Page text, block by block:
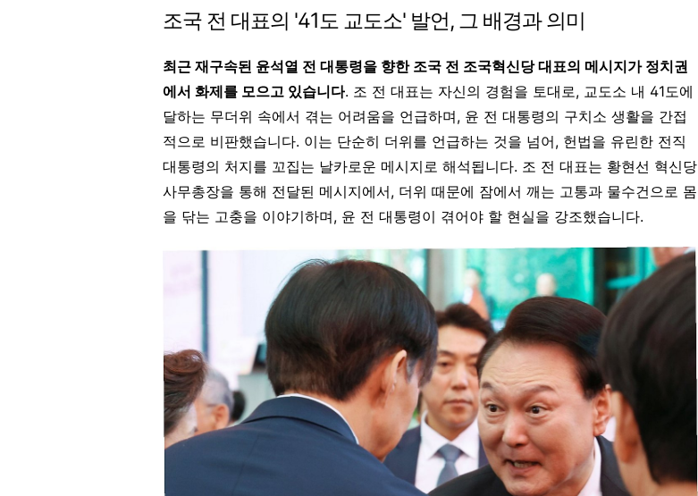
조국 전 대표의 '41도 교도소' 발언, 그 배경과 의미
최근 재구속된 윤석열 전 대통령을 향한 조국 전 조국혁신당 대표의 메시지가 정치권
에서 화제를 모으고 있습니다. 조 전 대표는 자신의 경험을 토대로, 교도소 내 41도에
달하는 무더위 속에서 겪는 어려움을 언급하며, 윤 전 대통령의 구치소 생활을 간접
적으로 비판했습니다. 이는 단순히 더위를 언급하는 것을 넘어, 헌법을 유린한 전직
대통령의 처지를 꼬집는 날카로운 메시지로 해석됩니다. 조 전 대표는 황현선 혁신당
사무총장을 통해 전달된 메시지에서, 더위 때문에 잠에서 깨는 고통과 물수건으로 몸
을 닦는 고충을 이야기하며, 윤 전 대통령이 겪어야 할 현실을 강조했습니다.